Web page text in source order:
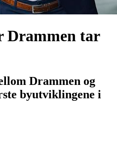
Drammen tar
Drammen og
byutviklingene i